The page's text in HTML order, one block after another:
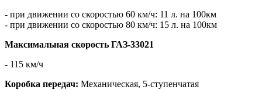
- при движении со скоростью 60 км/ч: 11 л. на 100км
- при движении со скоростью 80 км/ч: 15 л. на 100км
Максимальная скорость ГАЗ-33021
- 115 км/ч
Коробка передач: Механическая, 5-ступенчатая